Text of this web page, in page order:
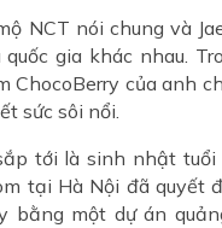
NCT nói chung và
quốc gia khác nhau.
ChocoBerry của anh
sức sôi nổi.
tới là sinh nhật
tại Hà Nội đã quyết
bằng một dự án